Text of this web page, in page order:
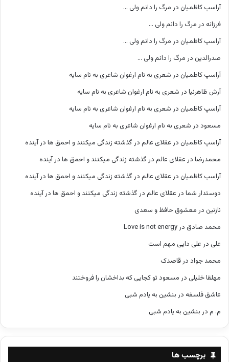
آراسپ کاظمیان در مرگ را دانم ولی …
فرزانه در مرگ را دانم ولی …
آراسپ کاظمیان در مرگ را دانم ولی …
صدرالدین در مرگ را دانم ولی …
آراسپ کاظمیان در شعری به نام ارغوان شاعری به نام سایه
آرش ظاهرنیا در شعری به نام ارغوان شاعری به نام سایه
آراسپ کاظمیان در شعری به نام ارغوان شاعری به نام سایه
مسعود در شعری به نام ارغوان شاعری به نام سایه
آراسپ کاظمیان در عقلای عالم در گذشته زندگی میکنند و احمق ها در آینده
محمدرضا در عقلای عالم در گذشته زندگی میکنند و احمق ها در آینده
آراسپ کاظمیان در عقلای عالم در گذشته زندگی میکنند و احمق ها در آینده
دوستدار شما در عقلای عالم در گذشته زندگی میکنند و احمق ها در آینده
نازنین در معشوق حافظ و سعدی
محمد صادق در Love is not energy
علی در علی دایی مهم است
محمد جواد در قاصدک
مهلقا خلیلی در مسعود تو کجایی که بداخشان را فروختند
عاشق فلسفه در بنشین به یادم شبی
م. م در بنشین به یادم شبی
برچسب ها